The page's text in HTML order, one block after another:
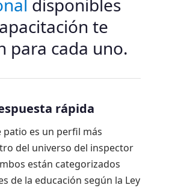
disponibles
te
para cada uno.
rápida
patio es un perfil más
del universo del inspector
están categorizados
de la educación según la Ley